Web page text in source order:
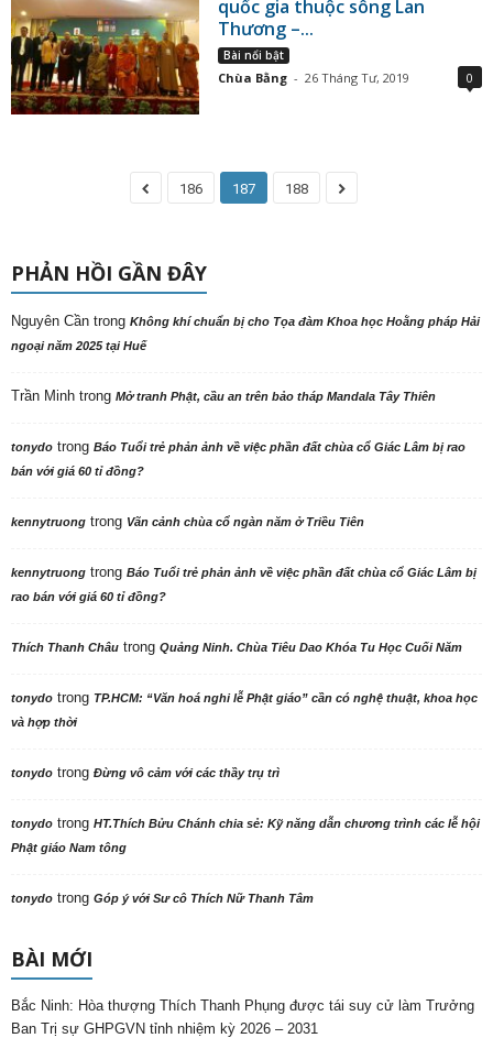
quốc gia thuộc sông Lan
Thương –...
Bài nổi bật
Chùa Bằng - 26 Tháng Tư, 2019 0
186 187 188
PHẢN HỒI GẦN ĐÂY
Nguyên Cần trong Không khí chuẩn bị cho Tọa đàm Khoa học Hoằng pháp Hải
ngoại năm 2025 tại Huế
Trần Minh trong Mở tranh Phật, cầu an trên bảo tháp Mandala Tây Thiên
tonydo trong Báo Tuổi trẻ phản ảnh về việc phần đất chùa cổ Giác Lâm bị rao
bán với giá 60 tỉ đồng?
kennytruong trong Vãn cảnh chùa cổ ngàn năm ở Triều Tiên
kennytruong trong Báo Tuổi trẻ phản ảnh về việc phần đất chùa cổ Giác Lâm bị
rao bán với giá 60 tỉ đồng?
Thích Thanh Châu trong Quảng Ninh. Chùa Tiêu Dao Khóa Tu Học Cuối Năm
tonydo trong TP.HCM: “Văn hoá nghi lễ Phật giáo” cần có nghệ thuật, khoa học
và hợp thời
tonydo trong Đừng vô cảm với các thầy trụ trì
tonydo trong HT.Thích Bửu Chánh chia sẻ: Kỹ năng dẫn chương trình các lễ hội
Phật giáo Nam tông
tonydo trong Góp ý với Sư cô Thích Nữ Thanh Tâm
BÀI MỚI
Bắc Ninh: Hòa thượng Thích Thanh Phụng được tái suy cử làm Trưởng
Ban Trị sự GHPGVN tỉnh nhiệm kỳ 2026 – 2031